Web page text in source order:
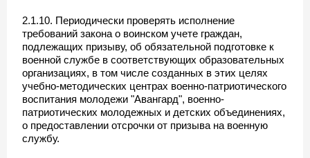
2.1.10. Периодически проверять исполнение
требований закона о воинском учете граждан,
подлежащих призыву, об обязательной подготовке к
военной службе в соответствующих образовательных
организациях, в том числе созданных в этих целях
учебно-методических центрах военно-патриотического
воспитания молодежи "Авангард", военно-
патриотических молодежных и детских объединениях,
о предоставлении отсрочки от призыва на военную
службу.